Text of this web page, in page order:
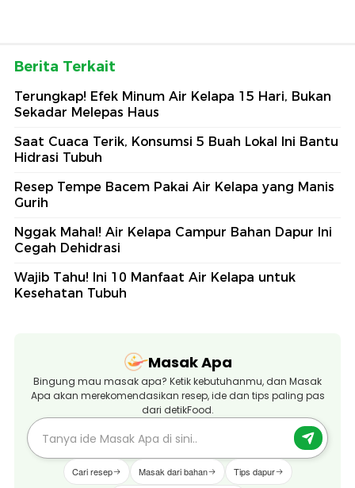
Berita Terkait
Terungkap! Efek Minum Air Kelapa 15 Hari, Bukan
Sekadar Melepas Haus
Saat Cuaca Terik, Konsumsi 5 Buah Lokal Ini Bantu
Hidrasi Tubuh
Resep Tempe Bacem Pakai Air Kelapa yang Manis
Gurih
Nggak Mahal! Air Kelapa Campur Bahan Dapur Ini
Cegah Dehidrasi
Wajib Tahu! Ini 10 Manfaat Air Kelapa untuk
Kesehatan Tubuh
Masak Apa
Bingung mau masak apa? Ketik kebutuhanmu, dan Masak
Apa akan merekomendasikan resep, ide dan tips paling pas
dari detikFood.
Cari resep Masak dari bahan Tips dapur